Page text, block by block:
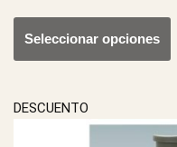
Seleccionar opciones
DESCUENTO